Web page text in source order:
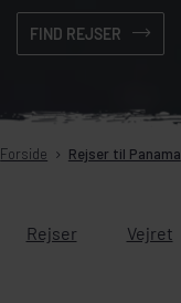
FIND REJSER
Forside Rejser til Panama
Rejser Vejret